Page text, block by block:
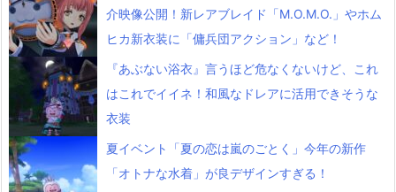
介映像公開！新レアブレイド「M.O.M.O.」やホム
ヒカ新衣装に「傭兵団アクション」など！
『あぶない浴衣』言うほど危なくないけど、これ
はこれでイイネ！和風なドレアに活用できそうな
衣装
夏イベント「夏の恋は嵐のごとく」今年の新作
「オトナな水着」が良デザインすぎる！